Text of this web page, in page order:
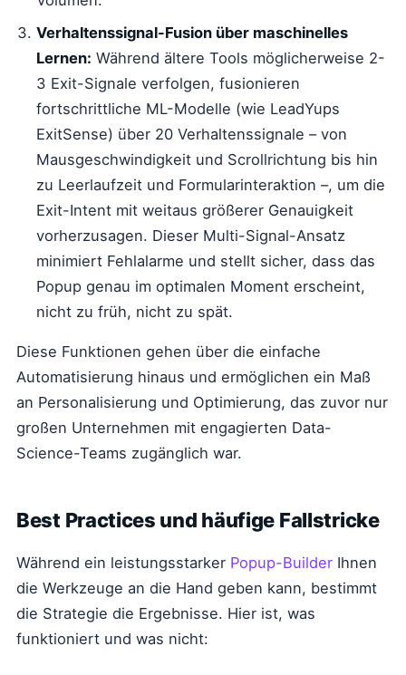
Verhaltenssignal-Fusion über maschinelles
Lernen: Während ältere Tools möglicherweise 2-
3 Exit-Signale verfolgen, fusionieren
fortschrittliche ML-Modelle (wie LeadYups
ExitSense) über 20 Verhaltenssignale – von
Mausgeschwindigkeit und Scrollrichtung bis hin
zu Leerlaufzeit und Formularinteraktion –, um die
Exit-Intent mit weitaus größerer Genauigkeit
vorherzusagen. Dieser Multi-Signal-Ansatz
minimiert Fehlalarme und stellt sicher, dass das
Popup genau im optimalen Moment erscheint,
nicht zu früh, nicht zu spät.
Diese Funktionen gehen über die einfache
Automatisierung hinaus und ermöglichen ein Maß
an Personalisierung und Optimierung, das zuvor nur
großen Unternehmen mit engagierten Data-
Science-Teams zugänglich war.
Best Practices und häufige Fallstricke
Während ein leistungsstarker Popup-Builder Ihnen
die Werkzeuge an die Hand geben kann, bestimmt
die Strategie die Ergebnisse. Hier ist, was
funktioniert und was nicht: